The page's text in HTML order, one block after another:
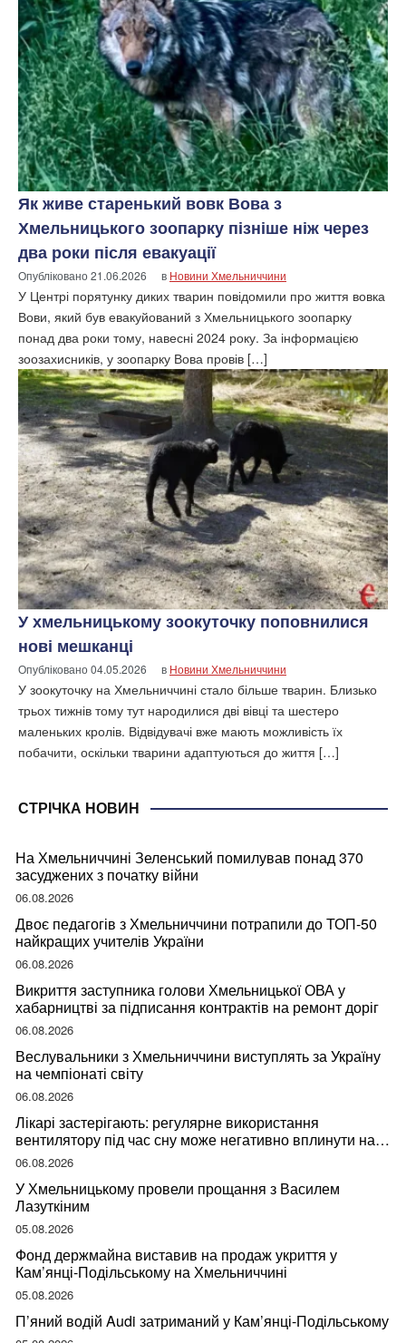
Як живе старенький вовк Вова з
Хмельницького зоопарку пізніше ніж через
два роки після евакуації
Опубліковано21.06.2026 в Новини Хмельниччини
У Центрі порятунку диких тварин повідомили про життя вовка
Вови, який був евакуйований з Хмельницького зоопарку
понад два роки тому, навесні 2024 року. За інформацією
зоозахисників, у зоопарку Вова провів […]
У хмельницькому зоокуточку поповнилися
нові мешканці
Опубліковано04.05.2026 в Новини Хмельниччини
У зоокуточку на Хмельниччині стало більше тварин. Близько
трьох тижнів тому тут народилися дві вівці та шестеро
маленьких кролів. Відвідувачі вже мають можливість їх
побачити, оскільки тварини адаптуються до життя […]
СТРІЧКА НОВИН
На Хмельниччині Зеленський помилував понад 370
засуджених з початку війни
06.08.2026
Двоє педагогів з Хмельниччини потрапили до ТОП-50
найкращих учителів України
06.08.2026
Викриття заступника голови Хмельницької ОВА у
хабарництві за підписання контрактів на ремонт доріг
06.08.2026
Веслувальники з Хмельниччини виступлять за Україну
на чемпіонаті світу
06.08.2026
Лікарі застерігають: регулярне використання
вентилятору під час сну може негативно вплинути на
ваше здоров’я
06.08.2026
У Хмельницькому провели прощання з Василем
Лазуткіним
05.08.2026
Фонд держмайна виставив на продаж укриття у
Кам’янці-Подільському на Хмельниччині
05.08.2026
П’яний водій Audi затриманий у Кам’янці-Подільському